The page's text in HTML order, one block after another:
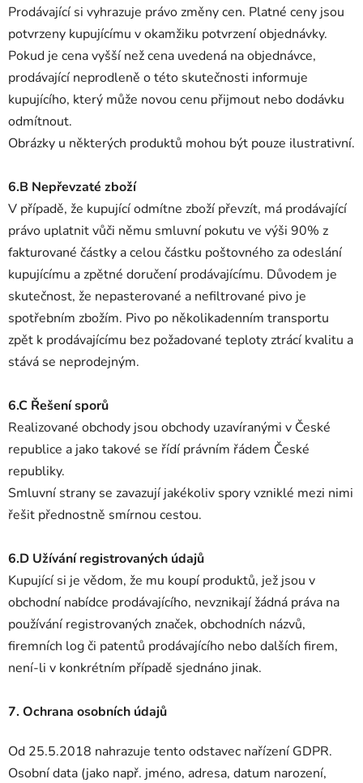
Prodávající si vyhrazuje právo změny cen. Platné ceny jsou
potvrzeny kupujícímu v okamžiku potvrzení objednávky.
Pokud je cena vyšší než cena uvedená na objednávce,
prodávající neprodleně o této skutečnosti informuje
kupujícího, který může novou cenu přijmout nebo dodávku
odmítnout.
Obrázky u některých produktů mohou být pouze ilustrativní.
6.B Nepřevzaté zboží
V případě, že kupující odmítne zboží převzít, má prodávající
právo uplatnit vůči němu smluvní pokutu ve výši 90% z
fakturované částky a celou částku poštovného za odeslání
kupujícímu a zpětné doručení prodávajícímu. Důvodem je
skutečnost, že nepasterované a nefiltrované pivo je
spotřebním zbožím. Pivo po několikadenním transportu
zpět k prodávajícímu bez požadované teploty ztrácí kvalitu a
stává se neprodejným.
6.C Řešení sporů
Realizované obchody jsou obchody uzavíranými v České
republice a jako takové se řídí právním řádem České
republiky.
Smluvní strany se zavazují jakékoliv spory vzniklé mezi nimi
řešit přednostně smírnou cestou.
6.D Užívání registrovaných údajů
Kupující si je vědom, že mu koupí produktů, jež jsou v
obchodní nabídce prodávajícího, nevznikají žádná práva na
používání registrovaných značek, obchodních názvů,
firemních log či patentů prodávajícího nebo dalších firem,
není-li v konkrétním případě sjednáno jinak.
7. Ochrana osobních údajů
Od 25.5.2018 nahrazuje tento odstavec nařízení GDPR.
Osobní data (jako např. jméno, adresa, datum narození,